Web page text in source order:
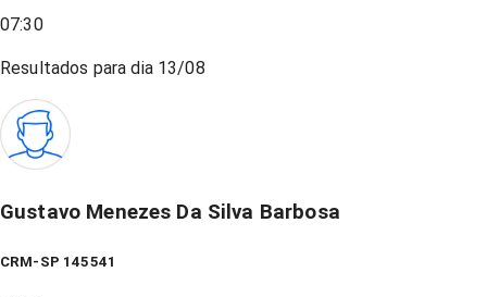
07:30
Resultados para dia 13/08
Gustavo Menezes Da Silva Barbosa
CRM-SP 145541